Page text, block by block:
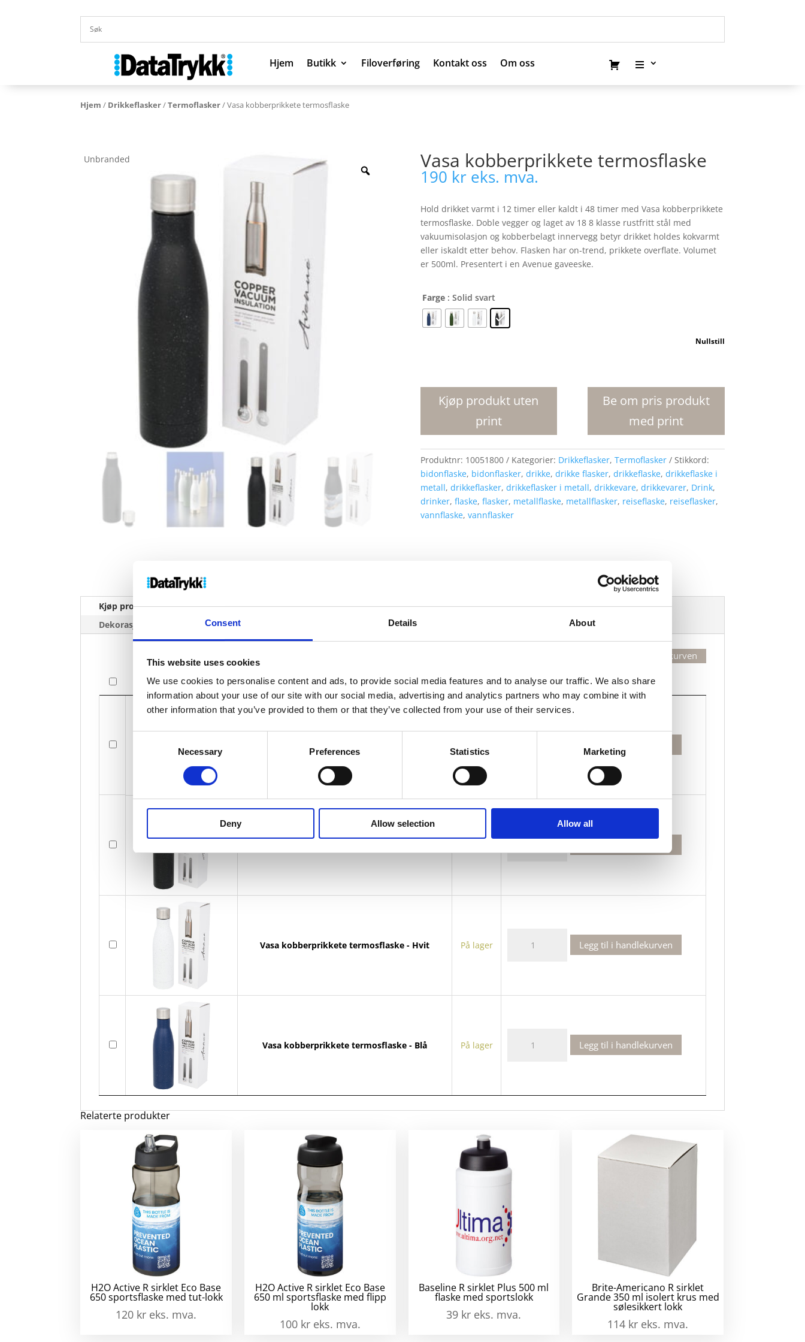
Consent Details About
This website uses cookies
We use cookies to personalise content and ads, to provide social media features and to analyse our traffic. We also share
information about your use of our site with our social media, advertising and analytics partners who may combine it with
other information that you’ve provided to them or that they’ve collected from your use of their services.
Necessary Preferences Statistics Marketing
Deny Allow selection Allow all
Hjem Butikk Filoverføring Kontakt oss Om oss
Hjem Butikk Filoverføring Kontakt oss Om oss
Hjem / Drikkeflasker/Termoflasker/ Vasa kobberprikkete termosflaske
Unbranded Vasa kobberprikkete termosflaske
190 kr eks. mva.
Hold drikket varmt i 12 timer eller kaldt i 48 timer med Vasa kobberprikkete
termosflaske. Doble vegger og laget av 18 8 klasse rustfritt stål med
vakuumisolasjon og kobberbelagt innervegg betyr drikket holdes kokvarmt
eller iskaldt etter behov. Flasken har on-trend, prikkete overflate. Volumet
er 500ml. Presentert i en Avenue gaveeske.
Farge : Solid svart
Nullstill
termosflaske
Kjøp produkt uten
print
Be om pris produkt
med print
Produktnr: 10051800 Kategorier: Drikkeflasker, Termoflasker
Stikkord:
bidonflaske, bidonflasker, drikke, drikke flasker, drikkeflaske, drikkeflaske i
metall, drikkeflasker, drikkeflasker i metall, drikkevare, drikkevarer, Drink,
drinker, flaske, flasker, metallflaske, metallflasker, reiseflaske, reiseflasker,
vannflaske, vannflasker
Kjøp produkt uten print Ekstra informasjon Send forespørsel om produkt med print
Dekorasjonsalternativer
Dekorasjonpriser
Legg valgte i handlekurven
Bilde Navn På lager
Kjøp
Bilde
Navn På lager Kjøp
Vasa
Vasa kobberprikkete termosflaske - Hvit På lager
kobberprikkete
Legg til i handlekurven
Vasa kobberprikkete termosflaske - Blå På lager
kobberprikkete
Legg til i handlekurven
Relaterte produkter
H2O Active R sirklet Eco Base
650 sportsflaske med tut-lokk
120 kr eks. mva.
H2O Active R sirklet Eco Base
650 ml sportsflaske med flipp
lokk
100 kr eks. mva.
Baseline R sirklet Plus 500 ml
flaske med sportslokk
39 kr eks. mva.
Brite-Americano R sirklet
Grande 350 ml isolert krus med
sølesikkert lokk
114 kr eks. mva.